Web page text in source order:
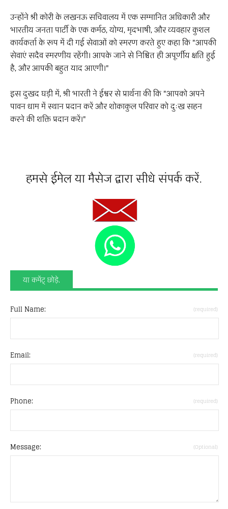
उन्होंने श्री कोरी के लखनऊ सचिवालय में एक सम्मानित अधिकारी और
भारतीय जनता पार्टी के एक कर्मठ, योग्य, मृदभाषी, और व्यवहार कुशल
कार्यकर्ता के रूप में दी गई सेवाओं को स्मरण करते हुए कहा कि "आपकी
सेवाएं सदैव स्मरणीय रहेंगी। आपके जाने से निश्चित ही अपूर्णीय क्षति हुई
है, और आपकी बहुत याद आएगी।"
इस दुखद घड़ी में, श्री भारती ने ईश्वर से प्रार्थना की कि "आपको अपने
पावन धाम में स्थान प्रदान करें और शोकाकुल परिवार को दुःख सहन
करने की शक्ति प्रदान करें।"
हमसे ईमेल या मैसेज द्वारा सीधे संपर्क करें.
या कमेंट् छोड़े.
Full Name: (required)
Email: (required)
Phone: (required)
Message: (Optional)